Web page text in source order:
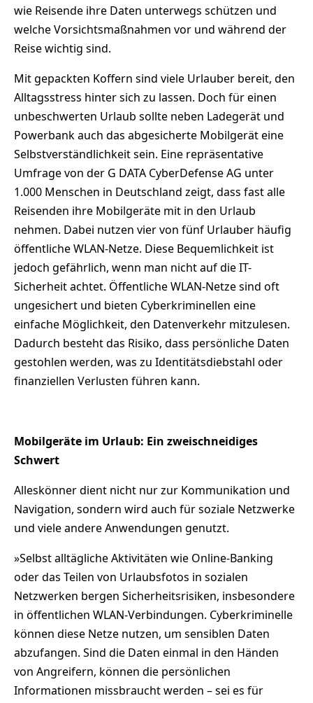
wie Reisende ihre Daten unterwegs schützen und
welche Vorsichtsmaßnahmen vor und während der
Reise wichtig sind.
Mit gepackten Koffern sind viele Urlauber bereit, den
Alltagsstress hinter sich zu lassen. Doch für einen
unbeschwerten Urlaub sollte neben Ladegerät und
Powerbank auch das abgesicherte Mobilgerät eine
Selbstverständlichkeit sein. Eine repräsentative
Umfrage von der G DATA CyberDefense AG unter
1.000 Menschen in Deutschland zeigt, dass fast alle
Reisenden ihre Mobilgeräte mit in den Urlaub
nehmen. Dabei nutzen vier von fünf Urlauber häufig
öffentliche WLAN-Netze. Diese Bequemlichkeit ist
jedoch gefährlich, wenn man nicht auf die IT-
Sicherheit achtet. Öffentliche WLAN-Netze sind oft
ungesichert und bieten Cyberkriminellen eine
einfache Möglichkeit, den Datenverkehr mitzulesen.
Dadurch besteht das Risiko, dass persönliche Daten
gestohlen werden, was zu Identitätsdiebstahl oder
finanziellen Verlusten führen kann.
Mobilgeräte im Urlaub: Ein zweischneidiges
Schwert
Alleskönner dient nicht nur zur Kommunikation und
Navigation, sondern wird auch für soziale Netzwerke
und viele andere Anwendungen genutzt.
»Selbst alltägliche Aktivitäten wie Online-Banking
oder das Teilen von Urlaubsfotos in sozialen
Netzwerken bergen Sicherheitsrisiken, insbesondere
in öffentlichen WLAN-Verbindungen. Cyberkriminelle
können diese Netze nutzen, um sensiblen Daten
abzufangen. Sind die Daten einmal in den Händen
von Angreifern, können die persönlichen
Informationen missbraucht werden – sei es für